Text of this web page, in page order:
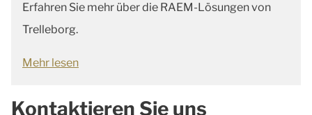
Erfahren Sie mehr über die RAEM-Lösungen von
Trelleborg.
Mehr lesen
Kontaktieren Sie uns